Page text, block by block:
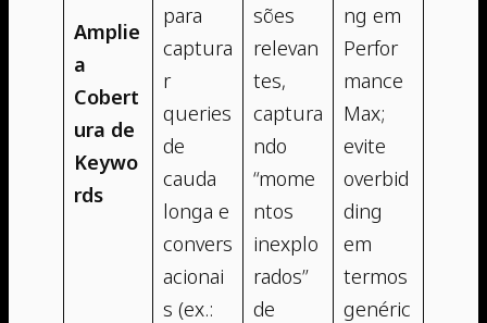
Amplie
a
Cobert
ura de
Keywo
rds
para
captura
r
queries
de
cauda
longa e
convers
acionai
s (ex.:
sões
relevan
tes,
captura
ndo
“mome
ntos
inexplo
rados”
de
ng em
Perfor
mance
Max;
evite
overbid
ding
em
termos
genéric